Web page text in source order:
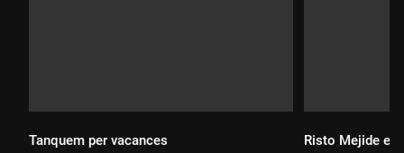
Tanquem per vacances Risto Mejide